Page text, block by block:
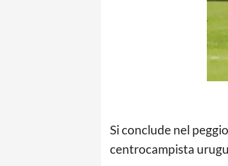
Si conclude nel
centrocampista